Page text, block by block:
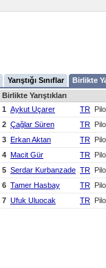
Yarıştığı Sınıflar
Birlikte
Birlikte Yarıştıkları
1 Aykut Uçarer TR
2 Çağlar Süren TR
3 Erkan Aktan TR
4 Macit Gür TR
5 Serdar Kurbanzade TR
6 Tamer Hasbay TR
7 Ufuk Uluocak TR